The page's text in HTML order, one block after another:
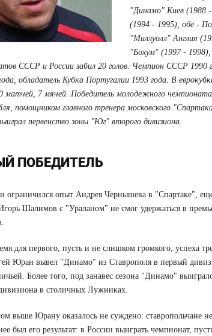
"Динамо" Киев (1988
(1994 - 1995), обе -
"Миллуолл" Англия
"Бохум" (1997 -
СССР и России забил 20 голов. Чемпион СССР 1990
обладатель Кубка Португалии 1993 года. В
7 мячей. Победитель молодежного чемпионата
помощником главного тренера московского
первенство зоны "Юг" второго дивизиона.
ПОБЕДИТЕЛЬ
ограничился опыт Андрея Чернышева в "Спартаке",
Шалимов с "Ураланом" не смог удержаться в
для первого, пусть и не слишком громкого, успеха
Юран вывел "Динамо" из Ставрополя в первый
Более того, под занавес сезона "Динамо"
в столичных Лужниках.
выше Юрану оказалось не суждено: ставропольчане
был его результат: в России выиграть чемпионат,